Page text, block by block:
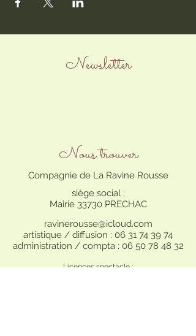
Newsletter
Nous trouver
Compagnie de La Ravine Rousse
siège social :
Mairie 33730 PRECHAC
ravinerousse@icloud.com
artistique / diffusion : 06 31 74 39 74
administration / compta : 06 50 78 48 32
Licences spectacle :